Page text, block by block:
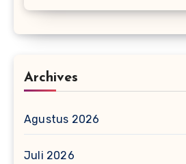
Archives
Agustus 2026
Juli 2026